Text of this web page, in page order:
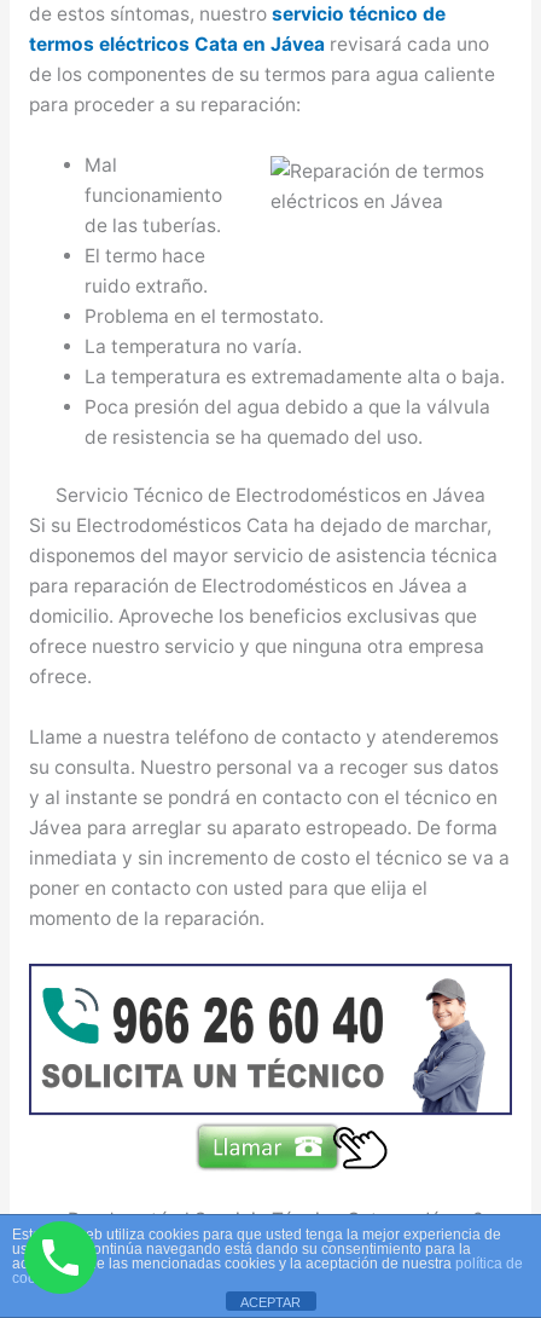
de estos síntomas, nuestro servicio técnico de
termos eléctricos Cata en Jávearevisará cada uno
de los componentes de su termos para agua caliente
para proceder a su reparación:
Mal
funcionamiento
de las tuberías.
El termo hace
ruido extraño.
Problema en el termostato.
La temperatura no varía.
La temperatura es extremadamente alta o baja.
Poca presión del agua debido a que la válvula
de resistencia se ha quemado del uso.
Servicio Técnico de Electrodomésticos en Jávea
Si su Electrodomésticos Cata ha dejado de marchar,
disponemos del mayor servicio de asistencia técnica
para reparación de Electrodomésticos en Jávea a
domicilio. Aproveche los beneficios exclusivas que
ofrece nuestro servicio y que ninguna otra empresa
ofrece.
Llame a nuestra teléfono de contacto y atenderemos
su consulta. Nuestro personal va a recoger sus datos
y al instante se pondrá en contacto con el técnico en
Jávea para arreglar su aparato estropeado. De forma
inmediata y sin incremento de costo el técnico se va a
poner en contacto con usted para que elija el
momento de la reparación.
¿Donde está el Servicio Técnico Cata en Jávea?
Nuestro servicio técnico es exclusivamente un
servicio a domicilio. No disponemos de local físico en
Jávea. Disponemos de Múltiples unidades móviles en
Este sitio web utiliza cookies para que usted tenga la mejor experiencia de
usuario. Si continúa navegando está dando su consentimiento para la
aceptación de las mencionadas cookies y la aceptación de nuestra política de
cookies
ACEPTAR